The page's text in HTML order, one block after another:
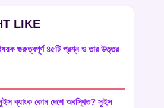
LIKE
গুরুত্বপূর্ণ ৪৫টি প্রশ্ন ও তার উত্তর
ব্যাংক কোন দেশে অবস্থিত? সুইস